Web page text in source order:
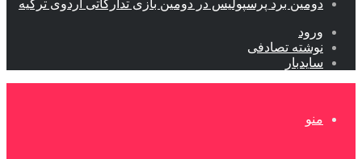
دومین برد پرسپولیس در دومین بازی تدارکاتی اردوی ترکیه
ورود
نوشته تصادفی
سایدبار
منو